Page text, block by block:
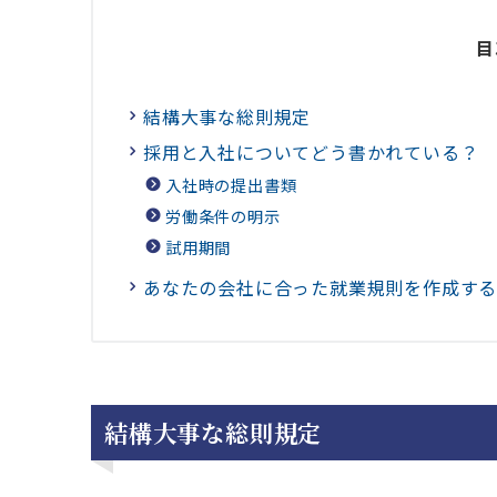
結構大事な総則規定
採用と入社についてどう書かれている？
入社時の提出書類
労働条件の明示
試用期間
あなたの会社に合った就業規則を作成す
結構大事な総則規定